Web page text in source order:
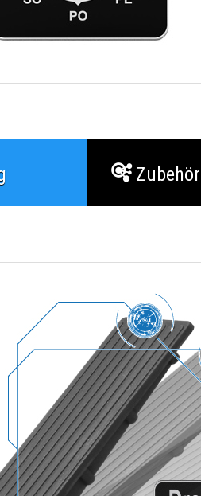
Zubehör